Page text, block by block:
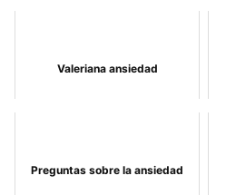
Valeriana ansiedad
Preguntas sobre la ansiedad